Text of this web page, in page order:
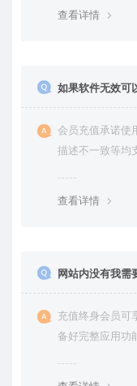
查看详情
如果软件无效可
会员充值承诺使
描述不一致等均
查看详情
网站内没有我需
充值终身会员可
备好完整应用功